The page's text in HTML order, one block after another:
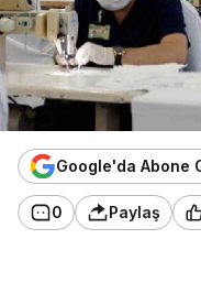
Google'da Abone
0 Paylaş